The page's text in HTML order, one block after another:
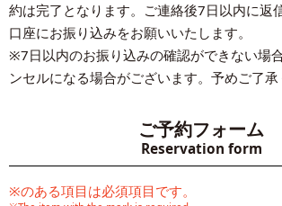
約は完了となります。ご連絡後7日以内に返
口座にお振り込みをお願いいたします。
※7日以内のお振り込みの確認ができない場
ンセルになる場合がございます。予めご了承
ご予約フォーム
Reservation form
※のある項目は必須項目です。